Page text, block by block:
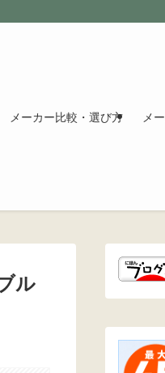
メーカー比較・選び方 メ
ル